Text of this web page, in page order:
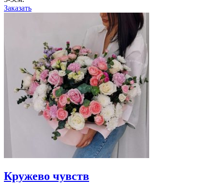
Заказать
Кружево чувств